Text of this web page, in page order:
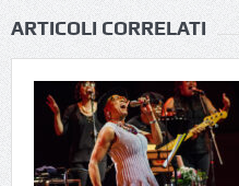
ARTICOLI CORRELATI